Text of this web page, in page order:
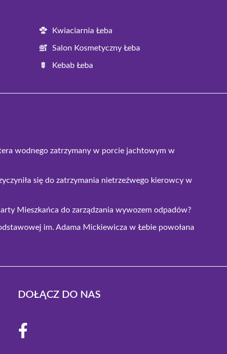
Kwiaciarnia Łeba
Salon Kosmetyczny Łeba
Kebab Łeba
wodnego zatrzymany w porcie jachtowym w
się do zatrzymania nietrzeźwego kierowcy w
Mieszkańca do zarządzania wywozem odpadów?
im. Adama Mickiewicza w Łebie powołana
DOŁĄCZ DO NAS